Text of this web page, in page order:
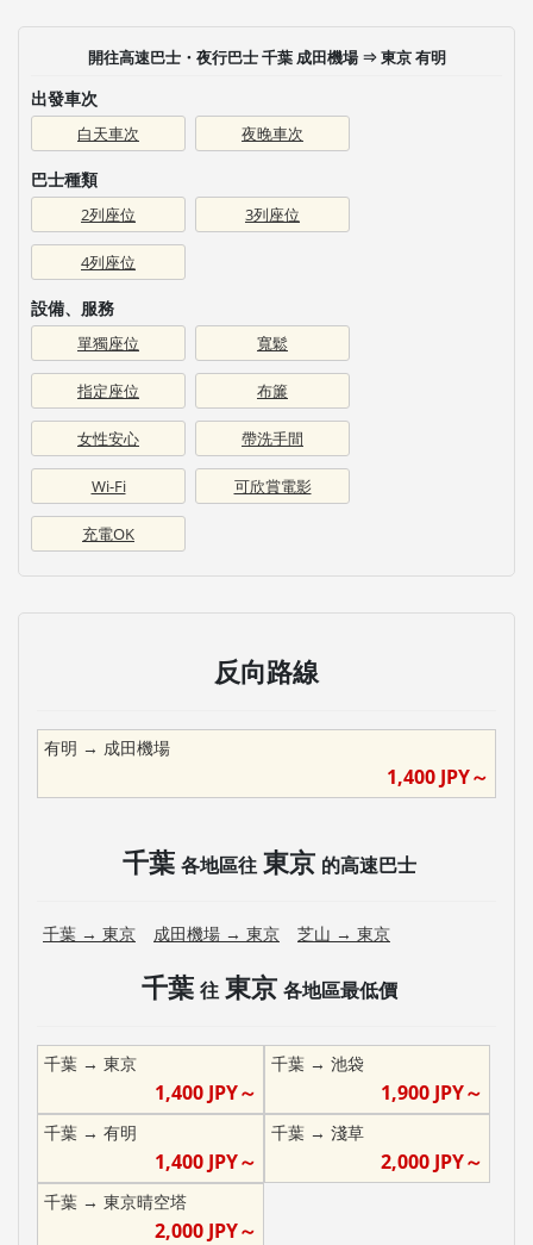
開往高速巴士・夜行巴士 千葉 成田機場 ⇒ 東京 有明
出發車次
白天車次 夜晚車次
巴士種類
2列座位 3列座位
4列座位
設備、服務
單獨座位 寬鬆
指定座位 布簾
女性安心 帶洗手間
Wi-Fi 可欣賞電影
充電OK
反向路線
有明 → 成田機場
1,400 JPY～
千葉 各地區往 東京 的高速巴士
千葉 → 東京 成田機場 → 東京 芝山 → 東京
千葉 往 東京 各地區最低價
千葉 → 東京
1,400JPY～
千葉→ 池袋
1,900 JPY～
千葉 → 有明
1,400JPY～
千葉→ 淺草
2,000 JPY～
千葉 → 東京晴空塔
2,000JPY～